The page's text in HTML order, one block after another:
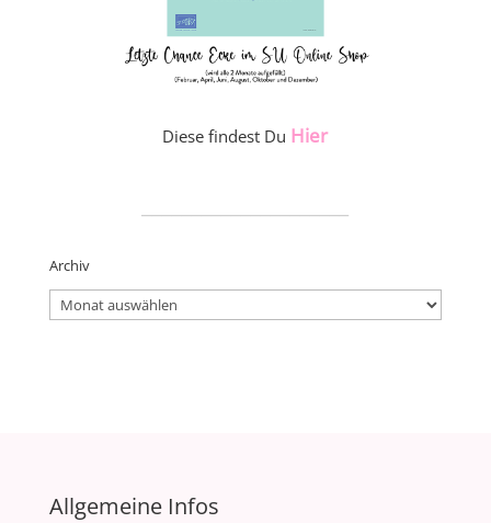
Diese findest Du Hier
Archiv
Archiv
Allgemeine Infos